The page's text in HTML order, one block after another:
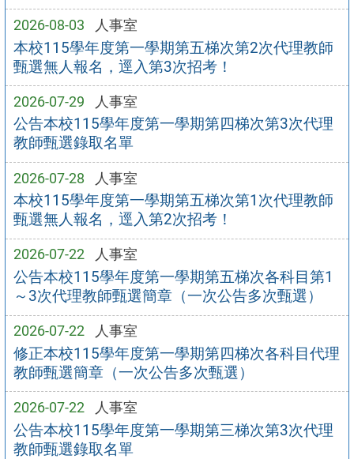
2026-08-03 人事室
本校115學年度第一學期第五梯次第2次代理教師
甄選無人報名，逕入第3次招考！
2026-07-29 人事室
公告本校115學年度第一學期第四梯次第3次代理
教師甄選錄取名單
2026-07-28 人事室
本校115學年度第一學期第五梯次第1次代理教師
甄選無人報名，逕入第2次招考！
2026-07-22 人事室
公告本校115學年度第一學期第五梯次各科目第1
～3次代理教師甄選簡章（一次公告多次甄選）
2026-07-22 人事室
修正本校115學年度第一學期第四梯次各科目代理
教師甄選簡章（一次公告多次甄選）
2026-07-22 人事室
公告本校115學年度第一學期第三梯次第3次代理
教師甄選錄取名單